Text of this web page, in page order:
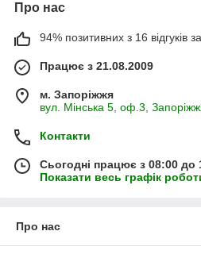
Про нас
94% позитивних з 16 відгуків
Працює з 21.08.2009
м. Запоріжжя
вул. Мінська 5, оф.3,
Контакти
Сьогодні працює з 08:00 до
Показати весь графік
Про нас